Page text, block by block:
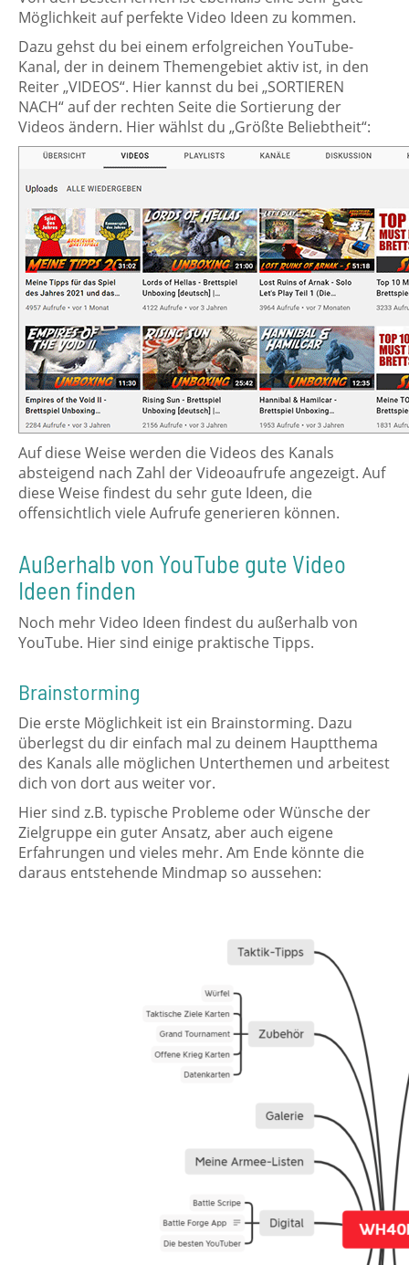
Möglichkeit auf perfekte Video Ideen zu kommen.
Dazu gehst du bei einem erfolgreichen YouTube-
Kanal, der in deinem Themengebiet aktiv ist, in den
Reiter „VIDEOS“. Hier kannst du bei „SORTIEREN
NACH“ auf der rechten Seite die Sortierung der
Videos ändern. Hier wählst du „Größte Beliebtheit“:
Auf diese Weise werden die Videos des Kanals
absteigend nach Zahl der Videoaufrufe angezeigt. Auf
diese Weise findest du sehr gute Ideen, die
offensichtlich viele Aufrufe generieren können.
Außerhalb von YouTube gute Video
Ideen finden
Noch mehr Video Ideen findest du außerhalb von
YouTube. Hier sind einige praktische Tipps.
Brainstorming
Die erste Möglichkeit ist ein Brainstorming. Dazu
überlegst du dir einfach mal zu deinem Hauptthema
des Kanals alle möglichen Unterthemen und arbeitest
dich von dort aus weiter vor.
Hier sind z.B. typische Probleme oder Wünsche der
Zielgruppe ein guter Ansatz, aber auch eigene
Erfahrungen und vieles mehr. Am Ende könnte die
daraus entstehende Mindmap so aussehen: